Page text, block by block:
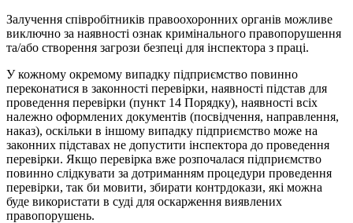
Залучення співробітників правоохоронних органів можливе
виключно за наявності ознак кримінального правопорушення
та/або створення загрози безпеці для інспектора з праці.
У кожному окремому випадку підприємство повинно
переконатися в законності перевірки, наявності підстав для
проведення перевірки (пункт 14 Порядку), наявності всіх
належно оформлених документів (посвідчення, направлення,
наказ), оскільки в іншому випадку підприємство може на
законних підставах не допустити інспектора до проведення
перевірки. Якщо перевірка вже розпочалася підприємство
повинно слідкувати за дотриманням процедури проведення
перевірки, так би мовити, збирати контрдокази, які можна
буде використати в суді для оскарження виявлених
правопорушень.